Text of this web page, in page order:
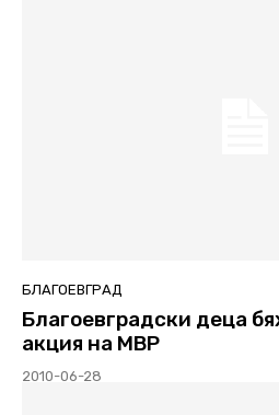
БЛАГОЕВГРАД
Благоевградски деца
акция на МВР
2010-06-28